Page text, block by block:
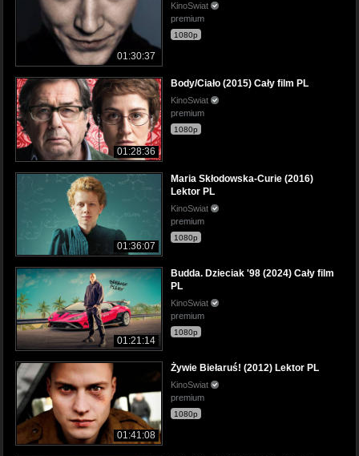
01:30:37
KinoSwiat
premium
1080p
01:28:36
Body/Ciało (2015) Cały film PL
KinoSwiat
premium
1080p
01:36:07
Maria Skłodowska-Curie (2016)
Lektor PL
KinoSwiat
premium
1080p
01:21:14
Budda. Dzieciak '98 (2024) Cały film
PL
KinoSwiat
premium
1080p
01:41:08
Żywie Biełaruś! (2012) Lektor PL
KinoSwiat
premium
1080p